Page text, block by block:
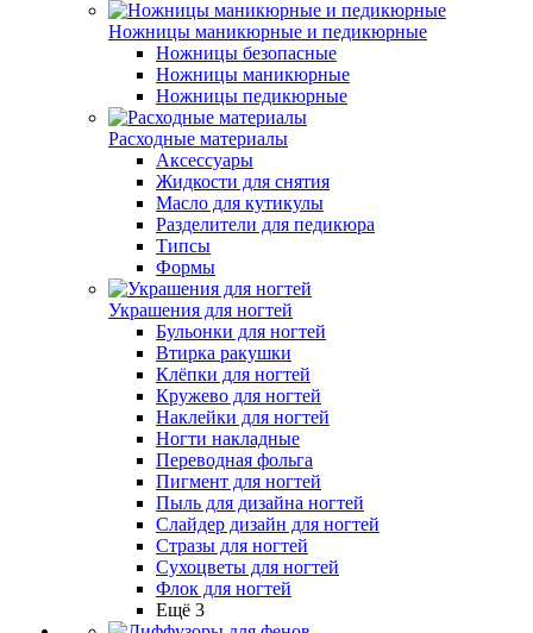
Ножницы маникюрные и педикюрные
Ножницы безопасные
Ножницы маникюрные
Ножницы педикюрные
Расходные материалы
Аксессуары
Жидкости для снятия
Масло для кутикулы
Разделители для педикюра
Типсы
Формы
Украшения для ногтей
Бульонки для ногтей
Втирка ракушки
Клёпки для ногтей
Кружево для ногтей
Наклейки для ногтей
Ногти накладные
Переводная фольга
Пигмент для ногтей
Пыль для дизайна ногтей
Слайдер дизайн для ногтей
Стразы для ногтей
Сухоцветы для ногтей
Флок для ногтей
Ещё 3